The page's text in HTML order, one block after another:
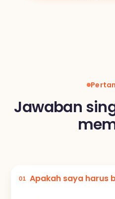
Jawaban
01 Apakah saya harus